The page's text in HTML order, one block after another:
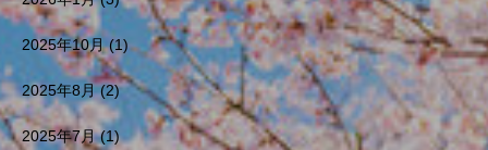
2025年10月(1)
2025年8月(2)
2025年7月(1)